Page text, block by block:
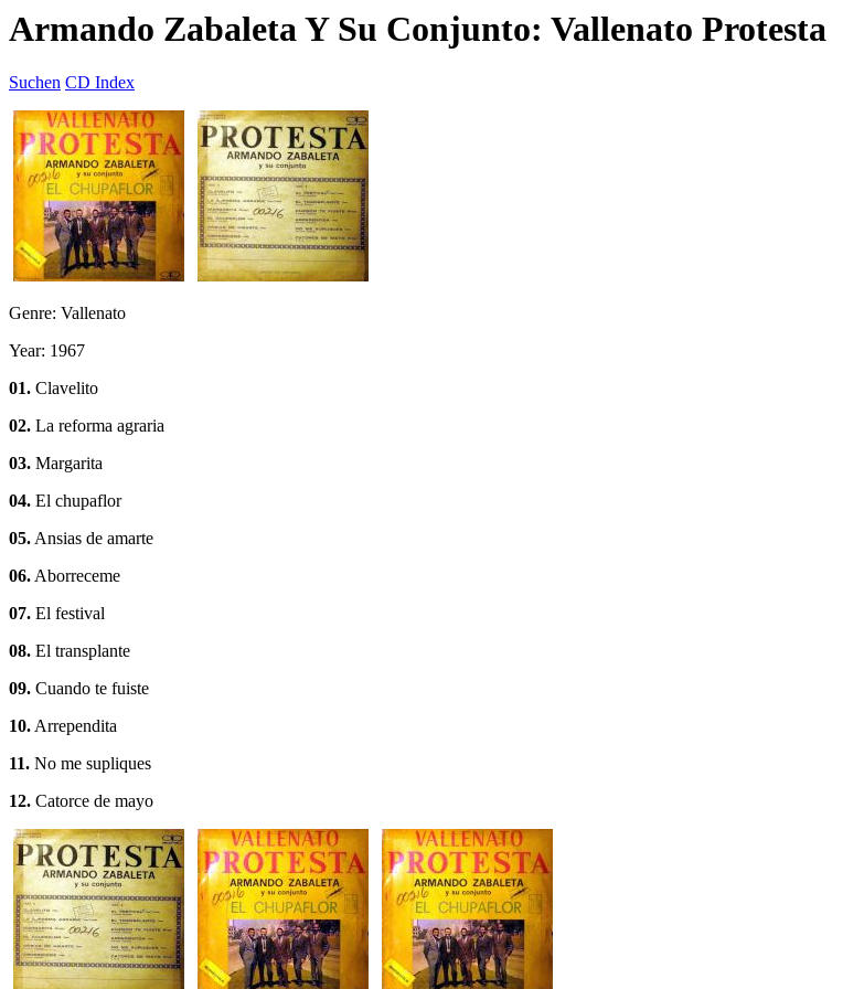
Armando Zabaleta Y Su Conjunto: Vallenato Protesta
Suchen CD Index
Genre: Vallenato
Year: 1967
01. Clavelito
02. La reforma agraria
03. Margarita
04. El chupaflor
05.Ansias de amarte
06.Aborreceme
07. El festival
08. El transplante
09. Cuando te fuiste
10.Arrependita
11. No me supliques
12. Catorce de mayo